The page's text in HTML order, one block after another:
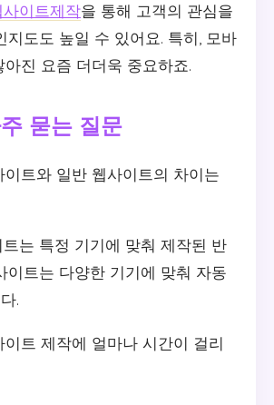
이트제작을 통해 고객의 관심을
지도도 높일 수 있어요. 특히, 모바
진 요즘 더더욱 중요하죠.
묻는 질문
이트와 일반 웹사이트의 차이는
는 특정 기기에 맞춰 제작된 반
이트는 다양한 기기에 맞춰 자동
.
이트 제작에 얼마나 시간이 걸리